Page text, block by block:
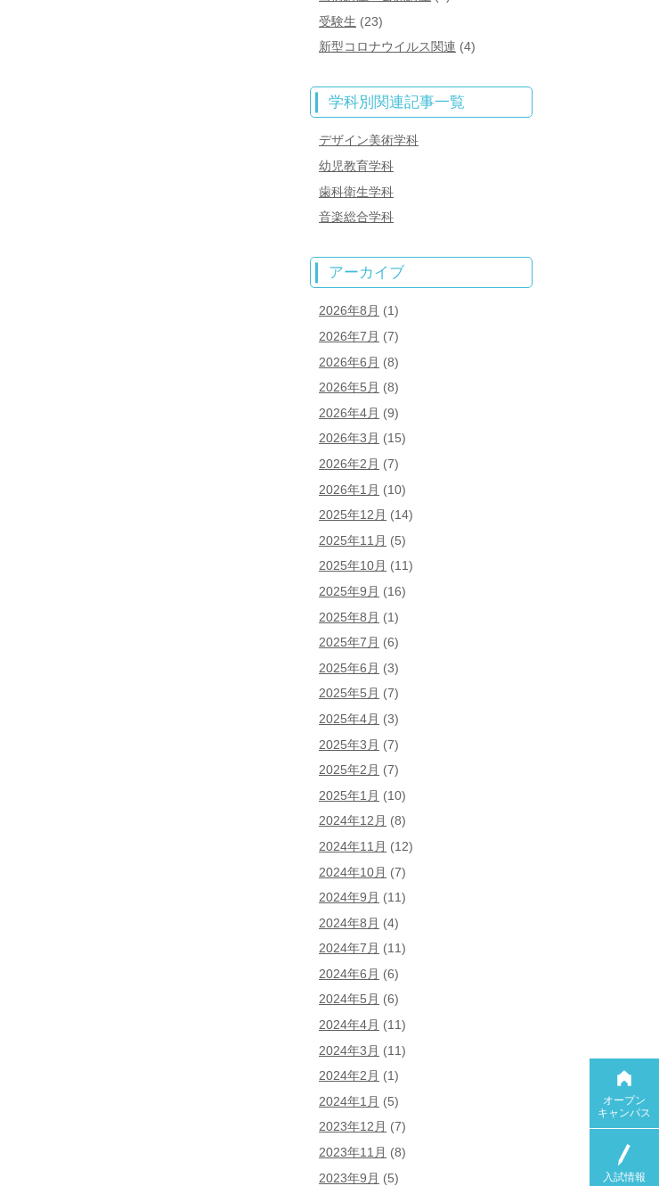
受験生 (23)
新型コロナウイルス関連 (4)
学科別関連記事一覧
デザイン美術学科
幼児教育学科
歯科衛生学科
音楽総合学科
アーカイブ
2026年8月 (1)
2026年7月 (7)
2026年6月 (8)
2026年5月 (8)
2026年4月 (9)
2026年3月 (15)
2026年2月 (7)
2026年1月 (10)
2025年12月 (14)
2025年11月 (5)
2025年10月 (11)
2025年9月 (16)
2025年8月 (1)
2025年7月 (6)
2025年6月 (3)
2025年5月 (7)
2025年4月 (3)
2025年3月 (7)
2025年2月 (7)
2025年1月 (10)
2024年12月 (8)
2024年11月 (12)
2024年10月 (7)
2024年9月 (11)
2024年8月 (4)
2024年7月 (11)
2024年6月 (6)
2024年5月 (6)
2024年4月 (11)
2024年3月 (11)
2024年2月 (1)
2024年1月 (5)
2023年12月 (7)
2023年11月 (8)
2023年9月 (5)
オープン
キャンパス
入試情報